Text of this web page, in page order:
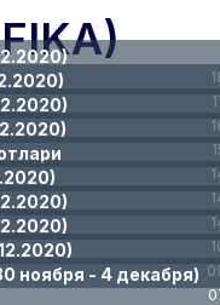
ноября - 4 декабря)